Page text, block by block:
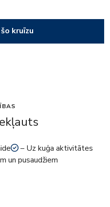
kruīzu
– Uz kuģa aktivitātes
un pusaudžiem